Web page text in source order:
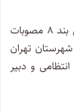
ابطال بند ۸ مصوبات
تهران
انتظامی و دبیر